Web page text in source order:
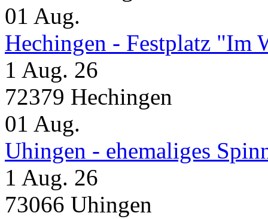
01 Aug.
Hechingen - Festplatz "Im
1 Aug. 26
72379 Hechingen
01 Aug.
Uhingen - ehemaliges
1 Aug. 26
73066 Uhingen